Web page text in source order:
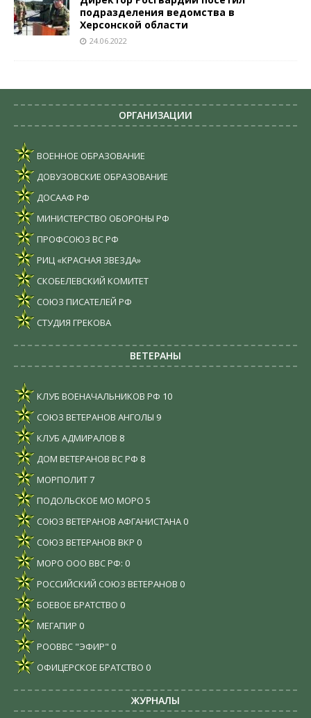
подразделения ведомства в
Херсонской области
24.06.2022
ОРГАНИЗАЦИИ
ВОЕННОЕ ОБРАЗОВАНИЕ
ДОВУЗОВСКИЕ ОБРАЗОВАНИЕ
ДОСААФ РФ
МИНИСТЕРСТВО ОБОРОНЫ РФ
ПРОФСОЮЗ ВС РФ
РИЦ «КРАСНАЯ ЗВЕЗДА»
СКОБЕЛЕВСКИЙ КОМИТЕТ
СОЮЗ ПИСАТЕЛЕЙ РФ
СТУДИЯ ГРЕКОВА
ВЕТЕРАНЫ
КЛУБ ВОЕНАЧАЛЬНИКОВ РФ 10
СОЮЗ ВЕТЕРАНОВ АНГОЛЫ 9
КЛУБ АДМИРАЛОВ 8
ДОМ ВЕТЕРАНОВ ВС РФ 8
МОРПОЛИТ7
ПОДОЛЬСКОЕ МО МОРО 5
СОЮЗ ВЕТЕРАНОВ АФГАНИСТАНА 0
СОЮЗ ВЕТЕРАНОВ ВКР 0
МОРО ООО ВВС РФ: 0
РОССИЙСКИЙ СОЮЗ ВЕТЕРАНОВ 0
БОЕВОЕ БРАТСТВО 0
МЕГАПИР 0
РООВВС "ЭФИР" 0
ОФИЦЕРСКОЕ БРАТСТВО 0
ЖУРНАЛЫ